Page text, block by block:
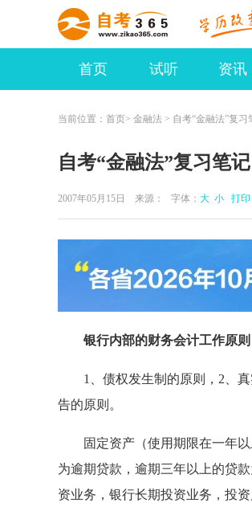
首页 试听 资讯
当前位置： 首页> 金融法 > 自考“金融法”复习
自考“金融法”复习笔记
2007年05月15日 来源： 字体： 大 小 打印
银行内部的财务会计工作原则
1、债权发生制的原则，2、真
告的原则。
固定资产（使用期限在一年以
为逾期贷款，逾期三年以上的贷
资业务，银行长期投资业务，投